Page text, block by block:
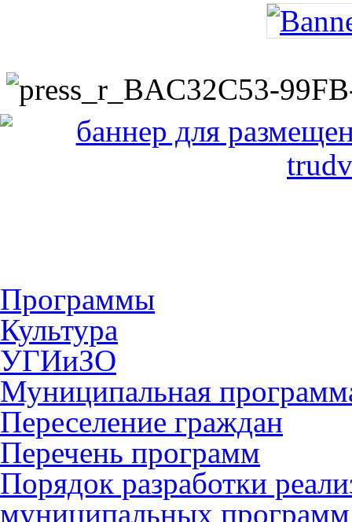
Программы
Культура
УГИиЗО
Муниципальная
Переселение граждан
Перечень программ
Порядок разработки
муниципальных программ